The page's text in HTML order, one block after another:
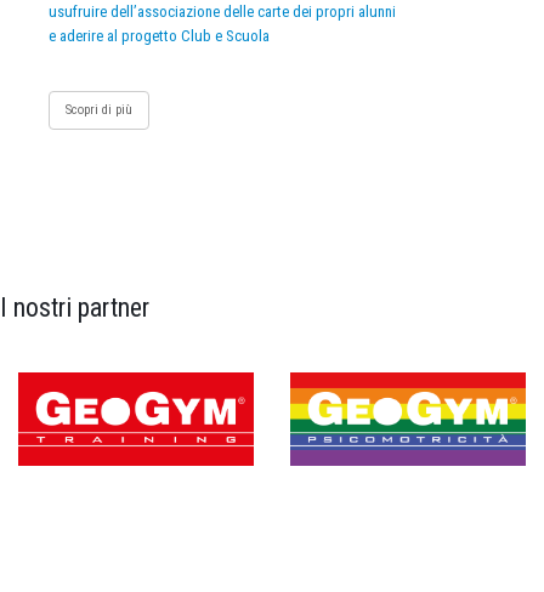
usufruire dell’associazione delle carte dei propri alunni
e aderire al progetto Club e Scuola
Scopri di più
I nostri partner